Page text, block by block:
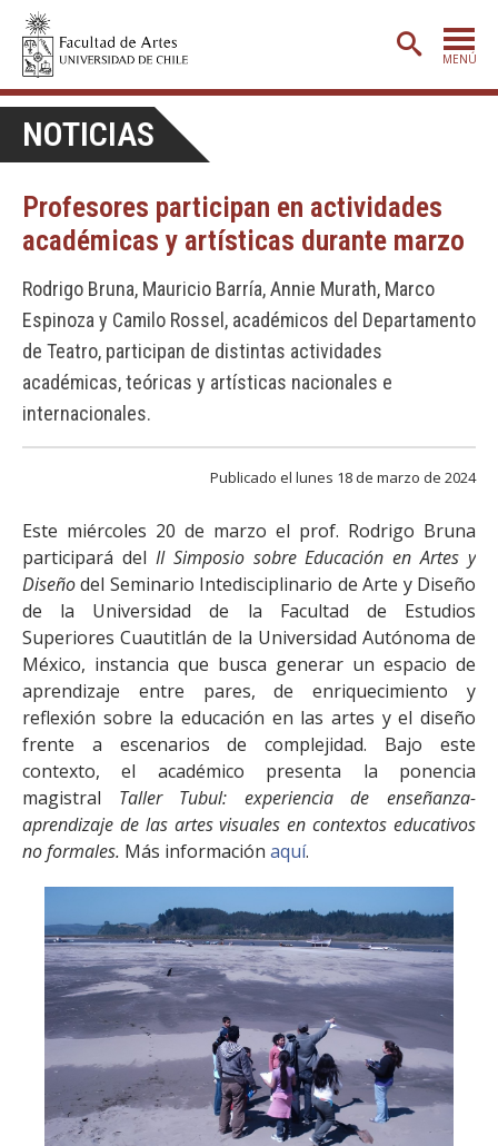
MENÚ
ADMISIÓN
ETAPA BÁSICA
CARRERAS
POSTGRADO
EXTENSIÓN
CREACIÓNE INVESTIGACIÓN
Estudiantes
Académicas/os
Funcionarias/os
Egresadas/os
NOTICIAS
Profesores participan en actividades
académicas y artísticas durante marzo
Rodrigo Bruna, Mauricio Barría, Annie Murath, Marco
Espinoza y Camilo Rossel, académicos del Departamento
de Teatro, participan de distintas actividades
académicas, teóricas y artísticas nacionales e
internacionales.
Publicado el lunes 18 de marzo de 2024
Este miércoles 20 de marzo el prof. Rodrigo Bruna
participará del II Simposio sobre Educación en Artes y
Diseñodel Seminario Intedisciplinario de Arte y Diseño
de la Universidad de la Facultad de Estudios
Superiores Cuautitlán de la Universidad Autónoma de
México, instancia que busca generar un espacio de
aprendizaje entre pares, de enriquecimiento y
reflexión sobre la educación en las artes y el diseño
frente a escenarios de complejidad. Bajo este
contexto, el académico presenta la ponencia
magistral Taller Tubul: experiencia de enseñanza-
aprendizaje de las artes visuales en contextos educativos
no formales. Más información aquí.